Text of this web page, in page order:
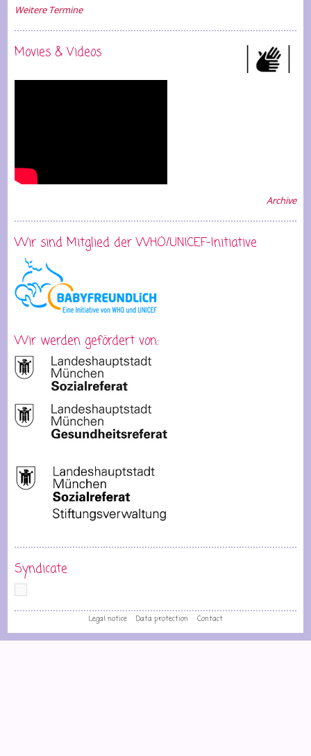
Weitere Termine
Movies & Videos
Archive
Wir sind Mitglied der WHO/UNICEF-Initiative
Wir werden gefördert von:
Syndicate
Legal notice Data protection Contact